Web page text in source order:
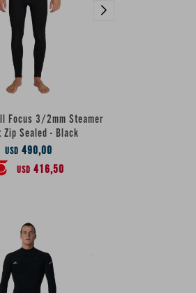
Focus 3/2mm Steamer
Zip Sealed - Black
USD 490,00
USD 416,50